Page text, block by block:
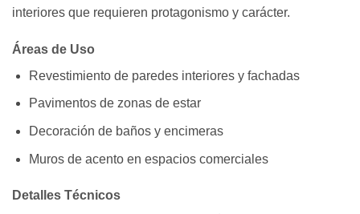
interiores que requieren protagonismo y carácter.
Áreas de Uso
Revestimiento de paredes interiores y fachadas
Pavimentos de zonas de estar
Decoración de baños y encimeras
Muros de acento en espacios comerciales
Detalles Técnicos